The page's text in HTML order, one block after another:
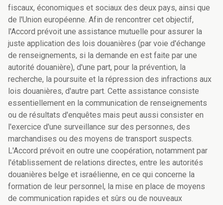
fiscaux, économiques et sociaux des deux pays, ainsi que
de l'Union européenne. Afin de rencontrer cet objectif,
l'Accord prévoit une assistance mutuelle pour assurer la
juste application des lois douanières (par voie d'échange
de renseignements, si la demande en est faite par une
autorité douanière), d'une part, pour la prévention, la
recherche, la poursuite et la répression des infractions aux
lois douanières, d'autre part. Cette assistance consiste
essentiellement en la communication de renseignements
ou de résultats d'enquêtes mais peut aussi consister en
l'exercice d'une surveillance sur des personnes, des
marchandises ou des moyens de transport suspects.
L'Accord prévoit en outre une coopération, notamment par
l'établissement de relations directes, entre les autorités
douanières belge et israélienne, en ce qui concerne la
formation de leur personnel, la mise en place de moyens
de communication rapides et sûrs ou de nouveaux